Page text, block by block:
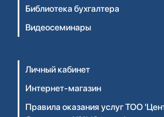
Библиотека бухгалтера
Видеосеминары
Личный кабинет
Интернет-магазин
Правила оказания услуг ТОО